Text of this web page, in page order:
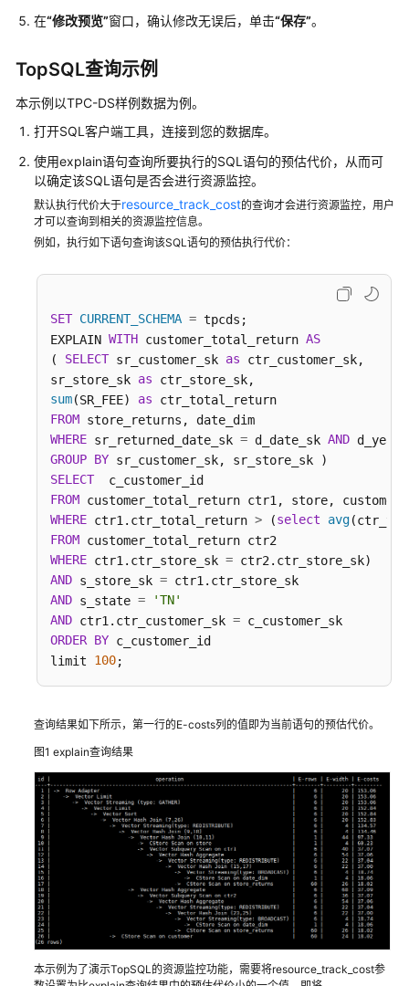
入
门
用
户
指
南
最
实
开
发
指
南
(9.1.0.x)
开
发
南
(9.1.1.x)
DWS
在“修改预览”窗口，确认修改无误后，单击“保存”。
TopSQL查询示例
本示例以TPC-DS样例数据为例。
打开SQL客户端工具，连接到您的数据库。
使用explain语句查询所要执行的SQL语句的预估代价，从而可
以确定该SQL语句是否会进行资源监控。
默认执行代价大于resource_track_cost的查询才会进行资源监控，用户
才可以查询到相关的资源监控信息。
例如，执行如下语句查询该SQL语句的预估执行代价：
SET CURRENT_SCHEMA = tpcds;
EXPLAIN WITH customer_total_return AS
( SELECT sr_customer_sk as ctr_customer_sk,
sr_store_sk as
sum(SR_FEE) as
FROM
WHERE sr_returned_date_sk = d_date_sk AND d_year
GROUP BY
SELECT
FROM
WHERE ctr1.ctr_total_return > (select avg
FROM
WHERE ctr1.ctr_store_sk =
AND s_store_sk =
AND s_state =
'TN'
AND ctr1.ctr_customer_sk =
ORDER BY c_customer_id
limit 100
查询结果如下所示，第一行的E-costs列的值即为当前语句的预估代价。
图1 explain查询结果
本示例为了演示TopSQL的资源监控功能，需要将resource_track_cost参